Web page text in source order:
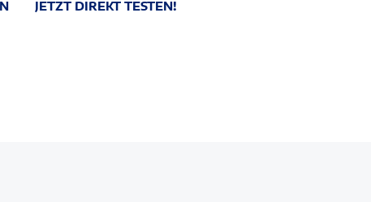
JETZT DIREKT TESTEN!